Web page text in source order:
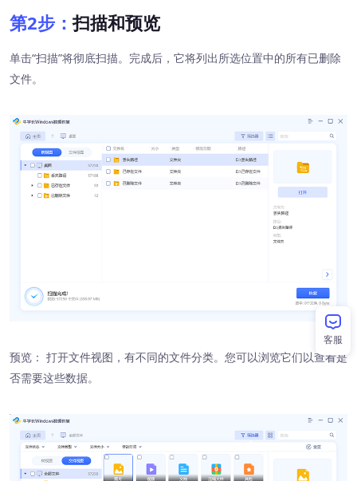
第2步：扫描和预览
单击“扫描”将彻底扫描。完成后，它将列出所选位置中的所有已删除
文件。
预览： 打开文件视图，有不同的文件分类。您可以浏览它们以查看是
否需要这些数据。
客服